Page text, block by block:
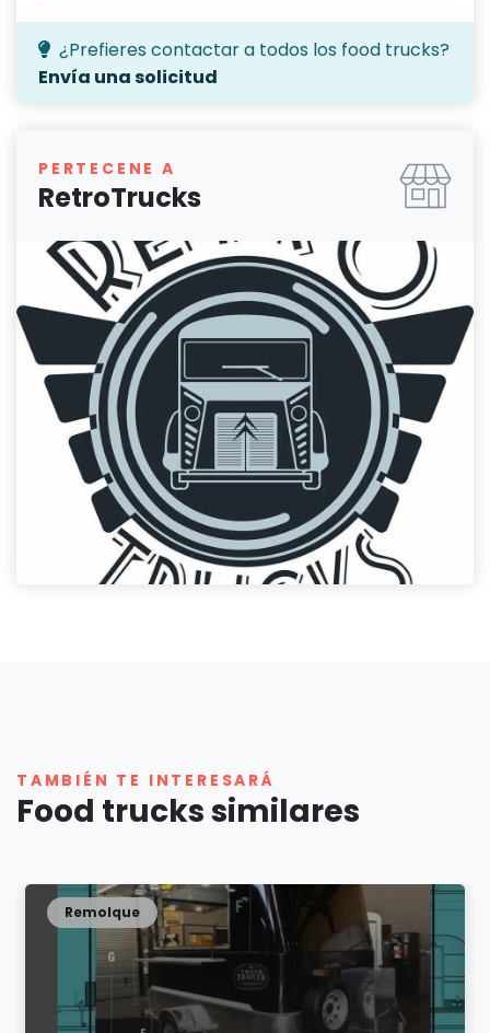
¿Prefieres contactar a todos los food trucks?
Envía una solicitud
PERTECENE A
RetroTrucks
TAMBIÉN TE INTERESARÁ
Food trucks similares
Remolque